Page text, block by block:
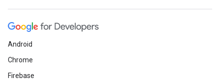
Android
Chrome
Firebase